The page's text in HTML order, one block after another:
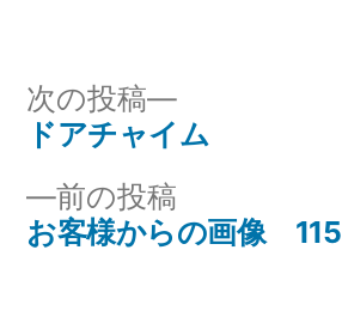
投
稿
ナ
前の投稿
の
お客様からの画像 115
次の投稿
次
の
ドアチャイム